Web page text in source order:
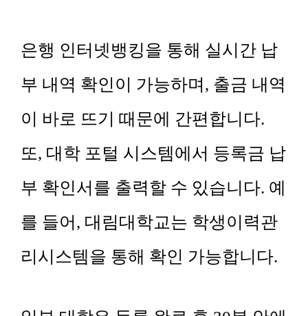
은행 인터넷뱅킹을 통해 실시간 납
부 내역 확인이 가능하며, 출금 내역
이 바로 뜨기 때문에 간편합니다.
또, 대학 포털 시스템에서 등록금 납
부 확인서를 출력할 수 있습니다. 예
를 들어, 대림대학교는 학생이력관
리시스템을 통해 확인 가능합니다.